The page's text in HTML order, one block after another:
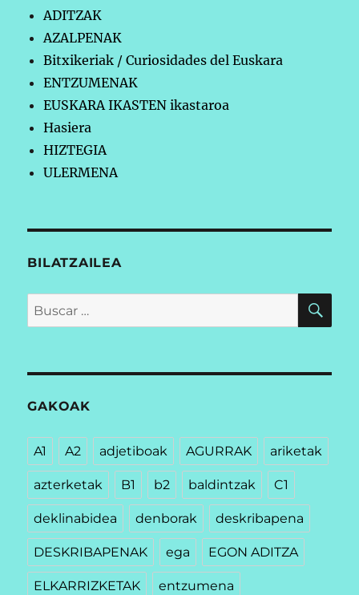
ADITZAK
AZALPENAK
Bitxikeriak / Curiosidades del Euskara
ENTZUMENAK
EUSKARA IKASTEN ikastaroa
Hasiera
HIZTEGIA
ULERMENA
BILATZAILEA
Buscar
por:
GAKOAK
A1 A2 adjetiboak AGURRAK ariketak
azterketak B1 b2 baldintzak C1
deklinabidea denborak deskribapena
DESKRIBAPENAK ega EGON ADITZA
ELKARRIZKETAK entzumena